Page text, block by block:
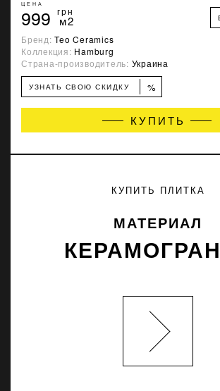
ЦЕНА
999 грн
м2
Бренд:Teo Ceramics
Коллекция: Hamburg
Страна-производитель: Украина
УЗНАТЬ СВОЮ СКИДКУ %
КУПИТЬ
КУПИТЬ ПЛИТКА
МАТЕРИАЛ